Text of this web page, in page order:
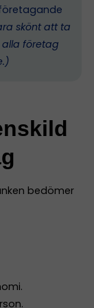
skönt att ta
företag
bedömer